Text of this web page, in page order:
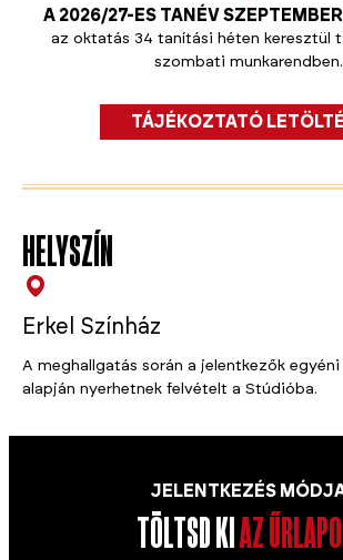
A 2026/27-ES TANÉV
az oktatás 34 tanítási héten keresztül
szombati munkarendben.
TÁJÉKOZTATÓ
HELYSZÍN
Erkel Színház
A meghallgatás során a jelentkezők
alapján nyerhetnek felvételt a Stúdióba.
JELENTKEZÉS
TÖLTSD KIAZ